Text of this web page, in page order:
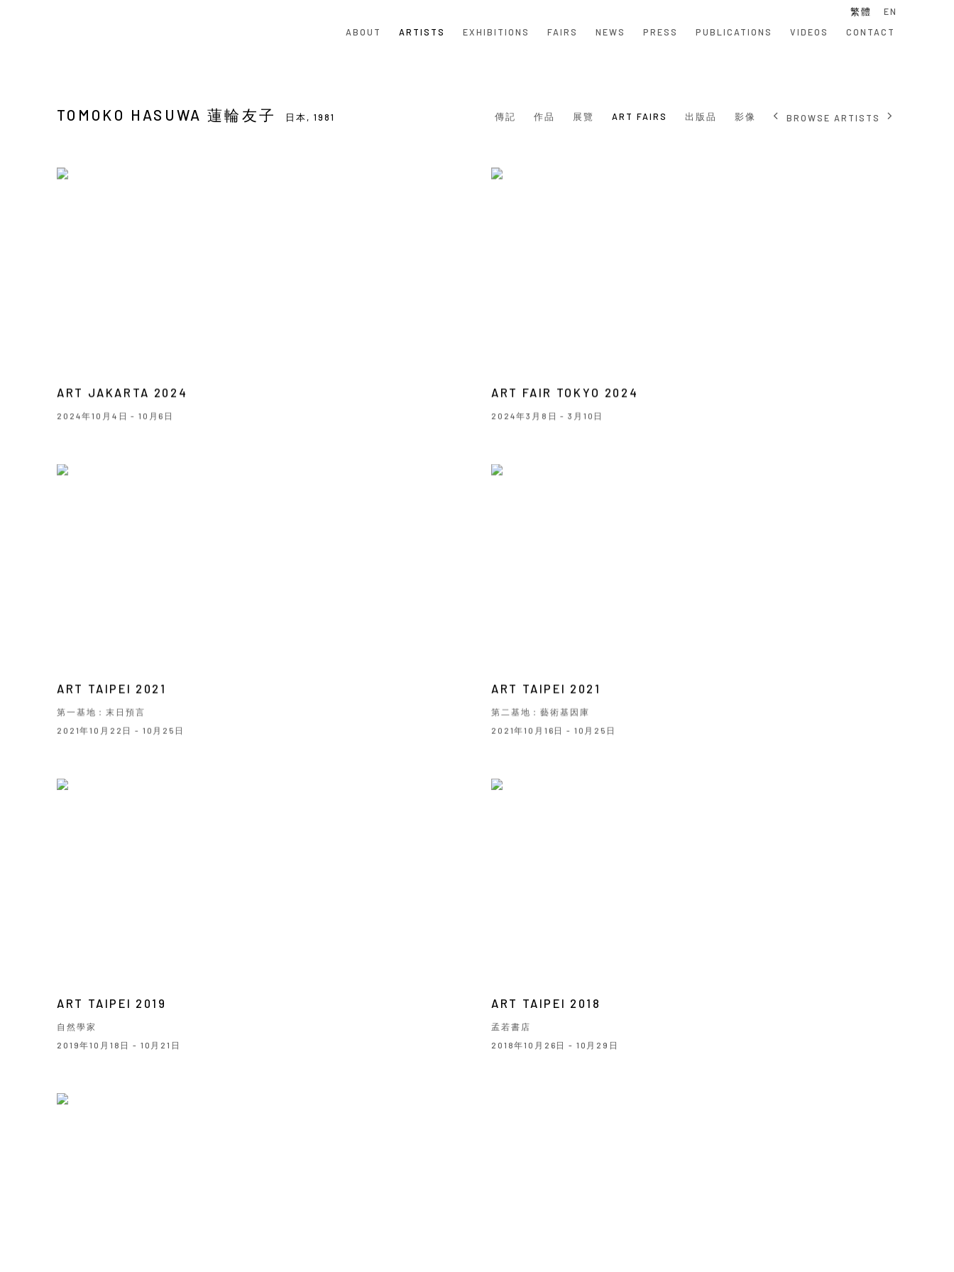
ABOUT ARTISTS EXHIBITIONS FAIRS NEWS PRESS PUBLICATIONS VIDEOS CONTACT
繁體 EN
TOMOKO HASUWA 蓮輪友子 日本, 1981 傳記 作品 展覽 ART FAIRS 出版品 影像 BROWSE ARTISTS
ART JAKARTA 2024
2024年10月4日 - 10月6日
ART FAIR TOKYO 2024
2024年3月8日 - 3月10日
ART TAIPEI 2021
第一基地：末日預言
2021年10月22日 - 10月25日
ART TAIPEI 2021
第二基地：藝術基因庫
2021年10月16日 - 10月25日
ART TAIPEI 2019
自然學家
2019年10月18日 - 10月21日
ART TAIPEI 2018
孟若書店
2018年10月26日 - 10月29日